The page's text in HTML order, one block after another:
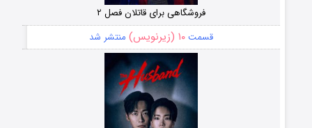
فروشگاهی برای قاتلان فصل ۲
قسمت۱۰ (زیرنویس) منتشر شد